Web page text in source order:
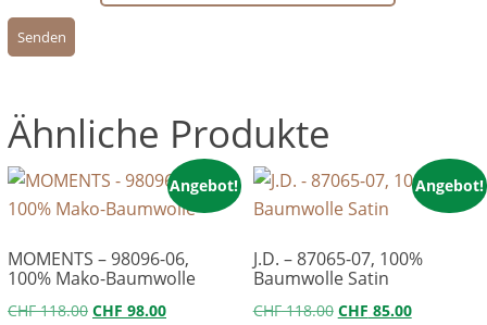
Ähnliche Produkte
Angebot!
MOMENTS – 98096-06,
100% Mako-Baumwolle
CHF118.00 Ursprünglicher
CHF 98.00Aktueller
Angebot!
J.D. – 87065-07, 100%
Baumwolle Satin
CHF118.00 Ursprünglicher
CHF 85.00Aktueller